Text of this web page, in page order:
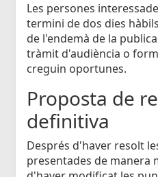
Les persones
termini de dos dies
de l'endemà de la
tràmit d'audiència o
creguin oportunes.
Proposta de
definitiva
Després d'haver resolt
presentades de manera